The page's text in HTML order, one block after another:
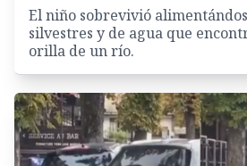
El niño sobrevivió
silvestres y de agua que
orilla de un río.